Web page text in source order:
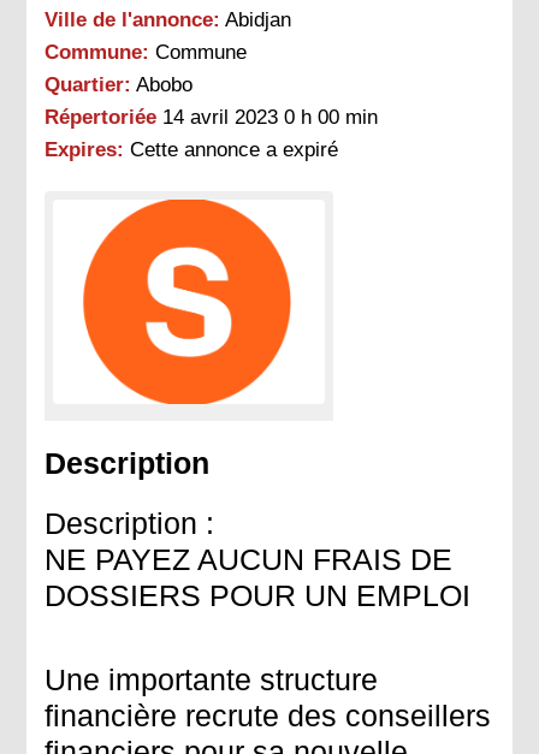
Ville de l'annonce: Abidjan
Commune: Commune
Quartier: Abobo
Répertoriée 14 avril 2023 0 h 00 min
Expires: Cette annonce a expiré
Description
Description :
NE PAYEZ AUCUN FRAIS DE
DOSSIERS POUR UN EMPLOI
Une importante structure
financière recrute des conseillers